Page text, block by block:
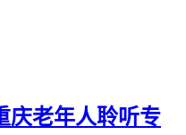
庆老年人聆听专